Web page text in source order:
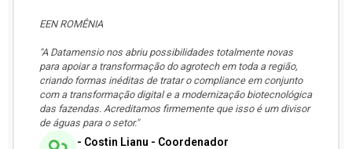
EEN ROMÊNIA
"A Datamensio nos abriu possibilidades totalmente novas
para apoiar a transformação do agrotech em toda a região,
criando formas inéditas de tratar o compliance em conjunto
com a transformação digital e a modernização biotecnológica
das fazendas. Acreditamos firmemente que isso é um divisor
de águas para o setor."
- Costin Lianu - Coordenador